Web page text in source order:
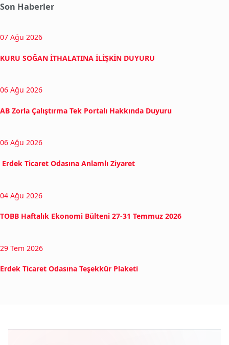
Son Haberler
07 Ağu 2026
KURU SOĞAN İTHALATINA İLİŞKİN DUYURU
06 Ağu 2026
AB Zorla Çalıştırma Tek Portalı Hakkında Duyuru
06 Ağu 2026
Erdek Ticaret Odasına Anlamlı Ziyaret
04 Ağu 2026
TOBB Haftalık Ekonomi Bülteni 27-31 Temmuz 2026
29 Tem 2026
Erdek Ticaret Odasına Teşekkür Plaketi